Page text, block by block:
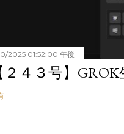
2025 01:52:00 午後
２４３号】